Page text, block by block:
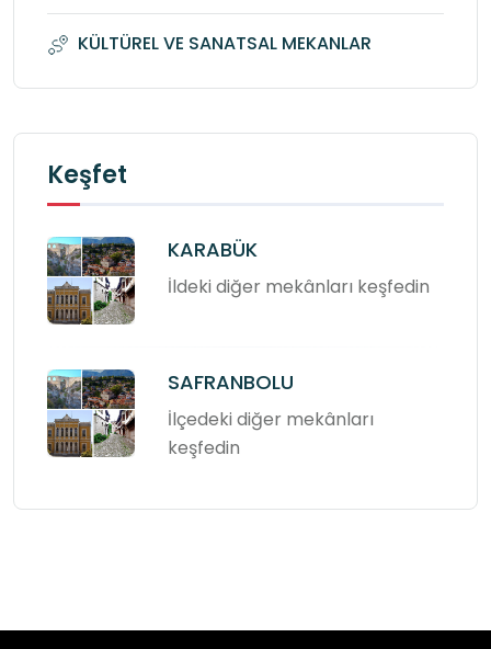
KÜLTÜREL VE SANATSAL MEKANLAR
Keşfet
KARABÜK
İldeki diğer mekânları keşfedin
SAFRANBOLU
İlçedeki diğer mekânları
keşfedin